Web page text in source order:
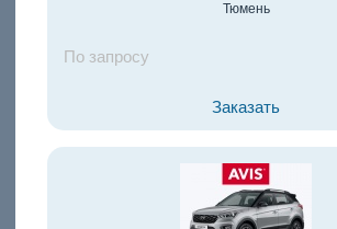
Тюмень
По запросу
Заказать